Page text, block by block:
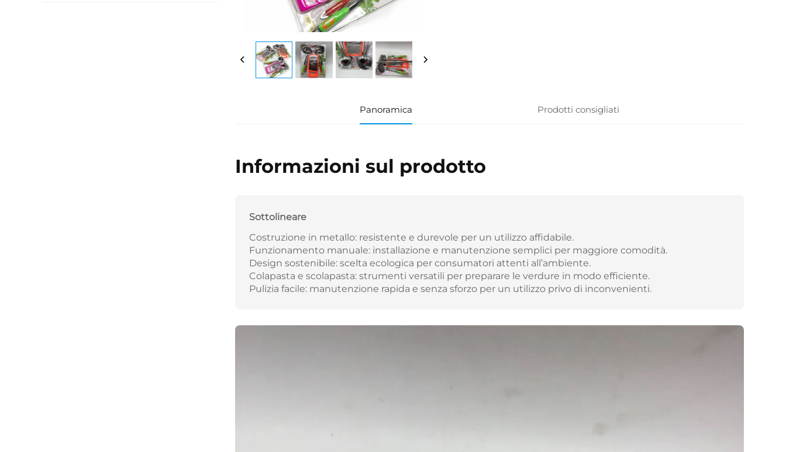
Panoramica Prodotti consigliati
Informazioni sul prodotto
Sottolineare
Costruzione in metallo: resistente e durevole per un utilizzo affidabile.
Funzionamento manuale: installazione e manutenzione semplici per maggiore comodità.
Design sostenibile: scelta ecologica per consumatori attenti all’ambiente.
Colapasta e scolapasta: strumenti versatili per preparare le verdure in modo efficiente.
Pulizia facile: manutenzione rapida e senza sforzo per un utilizzo privo di inconvenienti.